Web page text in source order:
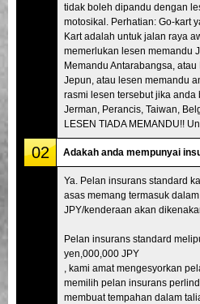
Tokyo Asakusa
Okinawa
tidak boleh dipandu dengan
motosikal. Perhatian: Go-kart
Kart adalah untuk jalan raya
memerlukan lesen memandu
Memandu Antarabangsa, atau
Jepun, atau lesen memandu
rasmi lesen tersebut jika anda
Jerman, Perancis, Taiwan,
LESEN TIADA MEMANDU!!
02 Adakah anda mempunyai
Ya. Pelan insurans standard
asas memang termasuk
JPY/kenderaan akan
Pelan insurans standard
yen,000,000 JPY
, kami amat mengesyorkan
memilih pelan insurans
membuat tempahan dalam